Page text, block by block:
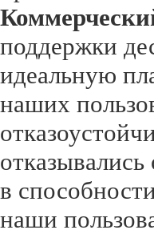
поддержки
идеальную
наших
в
наши